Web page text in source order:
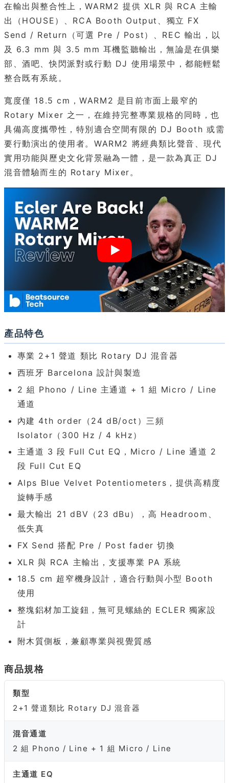
在輸出與整合性上，WARM2 提供 XLR 與 RCA 主輸
出（HOUSE）、RCA Booth Output、獨立 FX
Send / Return（可選 Pre / Post）、REC 輸出，以
及 6.3 mm 與 3.5 mm 耳機監聽輸出，無論是在俱樂
部、酒吧、快閃派對或行動 DJ 使用場景中，都能輕鬆
整合既有系統。
寬度僅 18.5 cm，WARM2 是目前市面上最窄的
Rotary Mixer 之一，在維持完整專業規格的同時，也
具備高度攜帶性，特別適合空間有限的 DJ Booth 或需
要行動演出的使用者。WARM2 將經典類比聲音、現代
實用功能與歷史文化背景融為一體，是一款為真正 DJ
混音體驗而生的 Rotary Mixer。
產品特色
專業 2+1 聲道 類比 Rotary DJ 混音器
西班牙 Barcelona 設計與製造
2 組 Phono / Line 主通道 + 1 組 Micro / Line
通道
內建 4th order（24 dB/oct）三頻
Isolator（300 Hz / 4 kHz）
主通道 3 段 Full Cut EQ，Micro / Line 通道 2
段 Full Cut EQ
Alps Blue Velvet Potentiometers，提供高精度
旋轉手感
最大輸出 21 dBV（23 dBu），高 Headroom、
低失真
FX Send 搭配 Pre / Post fader 切換
XLR 與 RCA 主輸出，支援專業 PA 系統
18.5 cm 超窄機身設計，適合行動與小型 Booth
使用
整塊鋁材加工旋鈕，無可見螺絲的 ECLER 獨家設
計
附木質側板，兼顧專業與視覺質感
商品規格
類型
2+1 聲道類比 Rotary DJ 混音器
混音通道
2 組 Phono / Line + 1 組 Micro / Line
主通道 EQ